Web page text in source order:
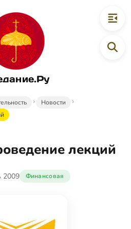
Новости
лекций
2009 Финансовая